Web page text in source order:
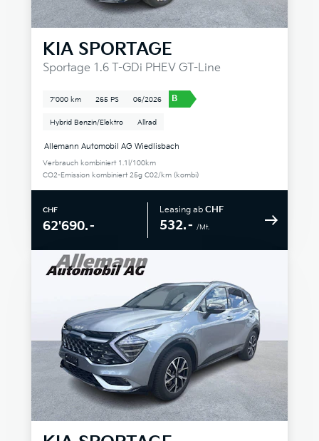
KIA SPORTAGE
Sportage 1.6 T-GDi PHEV GT-Line
7'000 km 265 PS 06/2026 B
Hybrid Benzin/Elektro Allrad
Allemann Automobil AG Wiedlisbach
Verbrauch kombiniert 1.1l/100km
CO2-Emission kombiniert 25g C02/km (kombi)
CHF
62'690.–
Leasing ab CHF
532.– /Mt.